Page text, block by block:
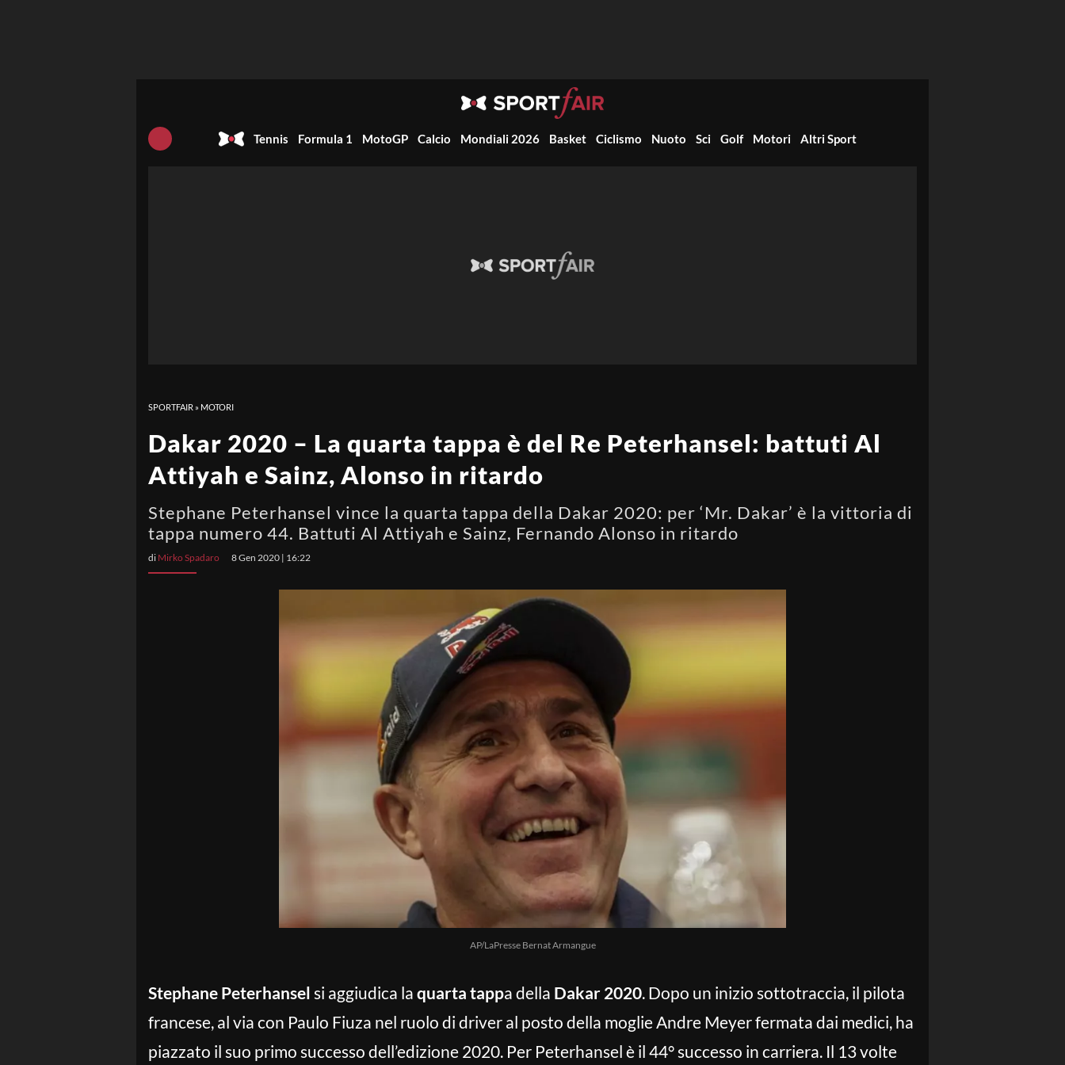
Tennis Formula 1 MotoGP Calcio Mondiali 2026 Basket Ciclismo Nuoto Sci Golf Motori Altri Sport
SPORTFAIR » MOTORI
Dakar 2020 – La quarta tappa è del Re Peterhansel: battuti Al
Attiyah e Sainz, Alonso in ritardo
Stephane Peterhansel vince la quarta tappa della Dakar 2020: per ‘Mr. Dakar’ è la vittoria di
tappa numero 44. Battuti Al Attiyah e Sainz, Fernando Alonso in ritardo
di Mirko Spadaro 8 Gen 2020 | 16:22
AP/LaPresse Bernat Armangue
Stephane Peterhansel si aggiudica la quarta tappa della Dakar 2020. Dopo un inizio sottotraccia, il pilota
francese, al via con Paulo Fiuza nel ruolo di driver al posto della moglie Andre Meyer fermata dai medici, ha
piazzato il suo primo successo dell’edizione 2020. Per Peterhansel è il 44° successo in carriera. Il 13 volte